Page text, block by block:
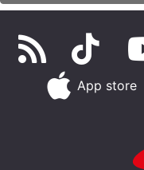
App store